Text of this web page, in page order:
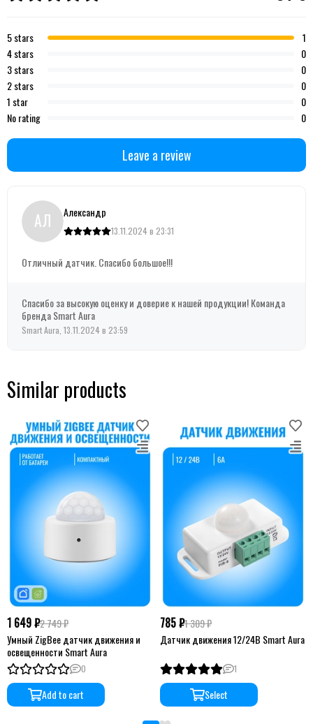
АЛ Александр
13.11.2024 в 23:31
Отличный датчик. Спасибо большое!!!
Спасибо за высокую оценку и доверие к нашей продукции! Команда
бренда Smart Aura
Smart Aura, 13.11.2024 в 23:59
5 stars
1
4 stars
0
3 stars
0
2 stars
0
1 star
0
No rating
0
Leave a review
Similar products
1 649 ₽2 749 ₽
Умный ZigBee датчик движения и
освещенности Smart Aura
0
Add to cart
785 ₽1 309 ₽
Датчик движения 12/24В Smart Aura
1
Select